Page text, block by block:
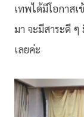
เทพได้มีโอกาส
มา จะมีสาระดี ๆ
เลยค่ะ